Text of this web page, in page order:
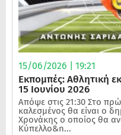
15/06/2026 | 19:21
Εκπομπές: Αθλητική
15 Ιουνίου 2026
Απόψε στις 21:30 Στο
καλεσμένος θα είναι ο
Χρονάκης ο οποίος θα
Κύπελλο&n...